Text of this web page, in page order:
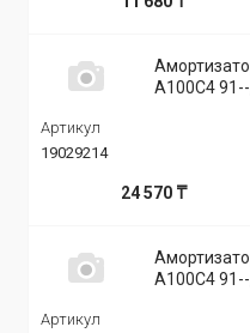
A100C4
Артикул
19029214
24 570 ₸
A100C4
Артикул